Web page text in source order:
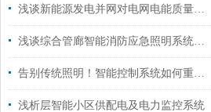
浅谈新能源发电并网对电网电能质量的影响及解决方案
浅谈综合管廊智能消防应急照明系统设计
告别传统照明！智能控制系统如何重塑轨道交通光环境
浅析层智能小区供配电及电力监控系统